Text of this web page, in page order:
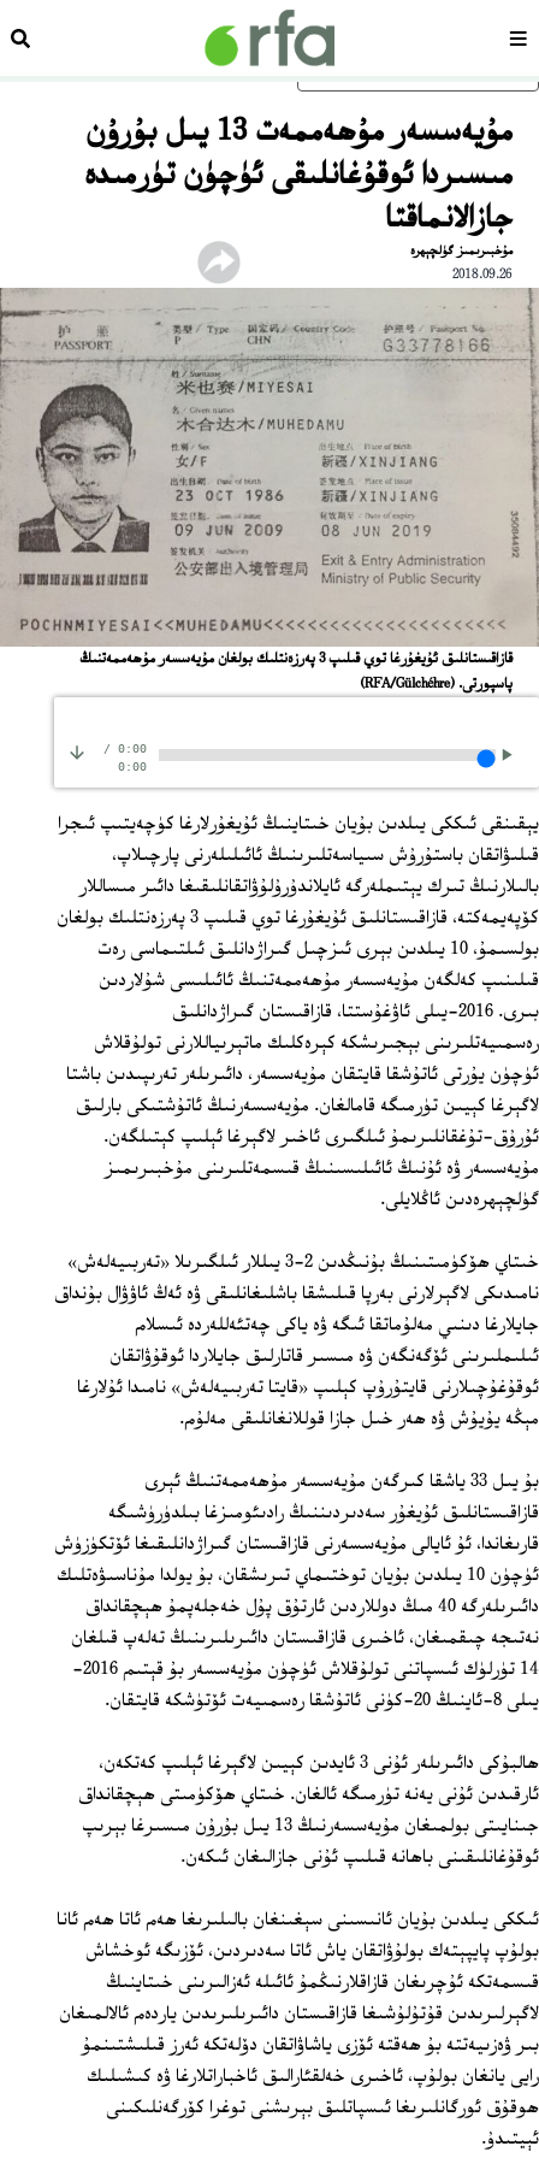
ئاساسلىق مەزمۇنغا ئاتلاڭسەھىپە
مۇيەسسەر مۇھەممەت 13 يىل بۇرۇن
مىسىردا ئوقۇغانلىقى ئۈچۈن تۈرمىدە
جازالانماقتا
مۇخبىرىمىز گۈلچېھرە
2018.09.26
قازاقىستانلىق ئۇيغۇرغا توي قىلىپ 3 پەرزەنتلىك بولغان مۇيەسسەر مۇھەممەتنىڭ
پاسپورتى.(RFA/Gülchéhre)
0:00
/
0:00
يېقىنقى ئىككى يىلدىن بۇيان خىتاينىڭ ئۇيغۇرلارغا كۈچەيتىپ ئىجرا
قىلىۋاتقان باستۇرۇش سىياسەتلىرىنىڭ ئائىلىلەرنى پارچىلاپ،
بالىلارنىڭ تىرك يېتىملەرگە ئايلاندۇرۇلۇۋاتقانلىقىغا دائىر مىساللار
كۆپەيمەكتە، قازاقىستانلىق ئۇيغۇرغا توي قىلىپ 3 پەرزەنتلىك بولغان
بولسىمۇ، 10 يىلدىن بېرى ئىزچىل گىراژدانلىق ئىلتىماسى رەت
قىلىنىپ كەلگەن مۇيەسسەر مۇھەممەتنىڭ ئائىلىسى شۇلاردىن
بىرى. 2016-يىلى ئاۋغۇستتا، قازاقىستان گىراژدانلىق
رەسمىيەتلىرىنى بېجىرىشكە كېرەكلىك ماتېرىياللارنى تولۇقلاش
ئۈچۈن يۇرتى ئاتۇشقا قايتقان مۇيەسسەر، دائىرىلەر تەرىپىدىن باشتا
لاگېرغا كېيىن تۈرمىگە قامالغان. مۇيەسسەرنىڭ ئاتۇشتىكى بارلىق
ئۇرۇق-تۇغقانلىرىمۇ ئىلگىرى ئاخىر لاگېرغا ئېلىپ كېتىلگەن.
مۇيەسسەر ۋە ئۇنىڭ ئائىلىسىنىڭ قىسمەتلىرىنى مۇخبىرىمىز
گۈلچېھرەدىن ئاڭلايلى.
خىتاي ھۆكۈمىتىنىڭ بۇنىڭدىن 2-3 يىللار ئىلگىرىلا «تەربىيەلەش»
نامىدىكى لاگېرلارنى بەرپا قىلىشقا باشلىغانلىقى ۋە ئەڭ ئاۋۋال بۇنداق
جايلارغا دىنىي مەلۇماتقا ئىگە ۋە ياكى چەتئەللەردە ئىسلام
ئىلىملىرىنى ئۆگەنگەن ۋە مىسىر قاتارلىق جايلاردا ئوقۇۋاتقان
ئوقۇغۇچىلارنى قايتۇرۇپ كېلىپ «قايتا تەربىيەلەش» نامىدا ئۇلارغا
مېڭە يۇيۇش ۋە ھەر خىل جازا قوللانغانلىقى مەلۇم.
بۇ يىل 33 ياشقا كىرگەن مۇيەسسەر مۇھەممەتنىڭ ئېرى
قازاقىستانلىق ئۇيغۇر سەدىردىننىڭ رادىئومىزغا بىلدۈرۈشىگە
قارىغاندا، ئۇ ئايالى مۇيەسسەرنى قازاقىستان گىراژدانلىقىغا ئۆتكۈزۈش
ئۈچۈن 10 يىلدىن بۇيان توختىماي تىرىشقان، بۇ يولدا مۇناسىۋەتلىك
دائىرىلەرگە 40 مىڭ دوللاردىن ئارتۇق پۇل خەجلەپمۇ ھېچقانداق
نەتىجە چىقمىغان، ئاخىرى قازاقىستان دائىرىلىرىنىڭ تەلەپ قىلغان
14 تۈرلۈك ئىسپاتنى تولۇقلاش ئۈچۈن مۇيەسسەر بۇ قېتىم 2016-
يىلى 8-ئاينىڭ 20-كۈنى ئاتۇشقا رەسمىيەت ئۆتۈشكە قايتقان.
ھالبۇكى دائىرىلەر ئۇنى 3 ئايدىن كېيىن لاگېرغا ئېلىپ كەتكەن،
ئارقىدىن ئۇنى يەنە تۈرمىگە ئالغان. خىتاي ھۆكۈمىتى ھېچقانداق
جىنايىتى بولمىغان مۇيەسسەرنىڭ 13 يىل بۇرۇن مىسىرغا بېرىپ
ئوقۇغانلىقىنى باھانە قىلىپ ئۇنى جازالىغان ئىكەن.
ئىككى يىلدىن بۇيان ئانىسىنى سېغىنغان بالىلىرىغا ھەم ئاتا ھەم ئانا
بولۇپ پايپېتەك بولۇۋاتقان ياش ئاتا سەدىردىن، ئۆزىگە ئوخشاش
قىسمەتكە ئۇچرىغان قازاقلارنىڭمۇ ئائىلە ئەزالىرىنى خىتاينىڭ
لاگېرلىرىدىن قۇتۇلۇشىغا قازاقىستان دائىرىلىرىدىن ياردەم ئالالمىغان
بىر ۋەزىيەتتە بۇ ھەقتە ئۆزى ياشاۋاتقان دۆلەتكە ئەرز قىلىشتىنمۇ
رايى يانغان بولۇپ، ئاخىرى خەلقئارالىق ئاخباراتلارغا ۋە كىشىلىك
ھوقۇق ئورگانلىرىغا ئىسپاتلىق بېرىشنى توغرا كۆرگەنلىكىنى
ئېيتىدۇ.